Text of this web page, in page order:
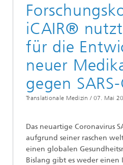
iCAIR®
für die
neuer
gegen
Translationale Medizin / 07. Mai
Das neuartige Coronavirus
aufgrund seiner raschen
einen globalen
Bislang gibt es weder einen